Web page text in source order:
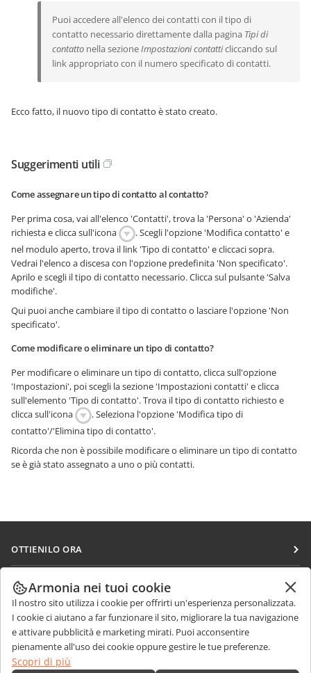
Puoi accedere all'elenco dei contatti con il tipo di
contatto necessario direttamente dalla pagina Tipi di
contatto nella sezioneImpostazioni contatticliccando sul
link appropriato con il numero specificato di contatti.
Ecco fatto, il nuovo tipo di contatto è stato creato.
Suggerimenti utili
Come assegnare un tipo di contatto al contatto?
Per prima cosa, vai all'elenco 'Contatti', trova la 'Persona' o 'Azienda'
richiesta e clicca sull'icona
. Scegli l'opzione 'Modifica contatto' e
nel modulo aperto, trova il link 'Tipo di contatto' e cliccaci sopra.
Vedrai l'elenco a discesa con l'opzione predefinita 'Non specificato'.
Aprilo e scegli il tipo di contatto necessario. Clicca sul pulsante 'Salva
modifiche'.
Qui puoi anche cambiare il tipo di contatto o lasciare l'opzione 'Non
specificato'.
Come modificare o eliminare un tipo di contatto?
Per modificare o eliminare un tipo di contatto, clicca sull'opzione
'Impostazioni', poi scegli la sezione 'Impostazioni contatti' e clicca
sull'elemento 'Tipo di contatto'. Trova il tipo di contatto richiesto e
clicca sull'icona
. Seleziona l'opzione 'Modifica tipo di
contatto'/'Elimina tipo di contatto'.
Ricorda che non è possibile modificare o eliminare un tipo di contatto
se è già stato assegnato a uno o più contatti.
OTTIENILO ORA
Docs
DocSpace
Workspace
Connettori
App desktop
COLLABORA
Per i contributori
Per i traduttori
Per gli influencer
RICEVI NOTIZIE
Blog
RICEVI AIUTO
Armonia nei tuoi cookie
Il nostro sito utilizza i cookie per offrirti un'esperienza personalizzata.
I cookie ci aiutano a far funzionare il sito, migliorare la tua navigazione
e attivare pubblicità e marketing mirati. Puoi acconsentire
pienamente all'uso dei cookie oppure gestire le tue preferenze.
Scopri di più